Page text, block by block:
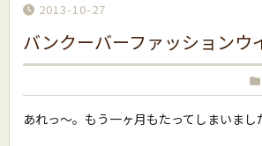
2013-10-27
バンクーバーファッションウ
あれっ〜。もう一ヶ月もたってしまいまし